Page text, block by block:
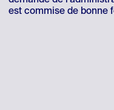
est commise de bonne